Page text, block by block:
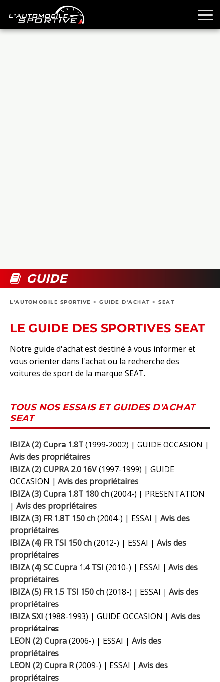
BOUTIQUE
GUIDE
L'AUTOMOBILE SPORTIVE > GUIDE D'ACHAT > SEAT
LE GUIDE DES SPORTIVES SEAT
Notre guide d'achat est destiné à vous informer et
vous orienter dans l'achat ou la recherche des
voitures de sport de la marque SEAT.
TOUS NOS ESSAIS ET GUIDES D'ACHAT
SEAT
IBIZA (2) Cupra 1.8T(1999-2002) | GUIDE OCCASION |
Avis des propriétaires
IBIZA (2) CUPRA 2.0 16V(1997-1999) | GUIDE
OCCASION | Avis des propriétaires
IBIZA (3) Cupra 1.8T 180 ch(2004-) | PRESENTATION
| Avis des propriétaires
IBIZA (3) FR 1.8T 150 ch(2004-) | ESSAI | Avis des
propriétaires
IBIZA (4) FR TSI 150 ch(2012-) | ESSAI | Avis des
propriétaires
IBIZA (4) SC Cupra 1.4 TSI (2010-) | ESSAI | Avis des
propriétaires
IBIZA (5) FR 1.5 TSI 150 ch(2018-) | ESSAI | Avis des
propriétaires
IBIZA SXI (1988-1993) | GUIDE OCCASION | Avis des
propriétaires
LEON (2) Cupra(2006-) | ESSAI | Avis des
propriétaires
LEON (2) Cupra R(2009-) | ESSAI | Avis des
propriétaires